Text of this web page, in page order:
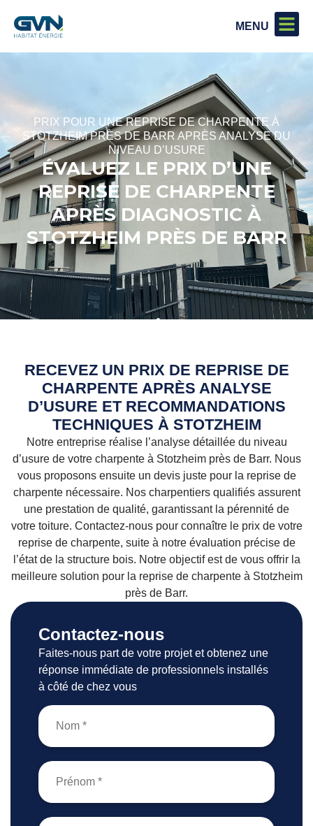
PRIX POUR UNE REPRISE DE CHARPENTE À
STOTZHEIM PRÈS DE BARR APRÈS ANALYSE DU
NIVEAU D’USURE
ÉVALUEZ LE PRIX D’UNE
REPRISE DE CHARPENTE
APRÈS DIAGNOSTIC À
STOTZHEIM PRÈS DE BARR
RECEVEZ UN PRIX DE REPRISE DE
CHARPENTE APRÈS ANALYSE
D’USURE ET RECOMMANDATIONS
TECHNIQUES À STOTZHEIM
Notre entreprise réalise l’analyse détaillée du niveau
d’usure de votre charpente à Stotzheim près de Barr. Nous
vous proposons ensuite un devis juste pour la reprise de
charpente nécessaire. Nos charpentiers qualifiés assurent
une prestation de qualité, garantissant la pérennité de
votre toiture. Contactez-nous pour connaître le prix de votre
reprise de charpente, suite à notre évaluation précise de
l’état de la structure bois. Notre objectif est de vous offrir la
meilleure solution pour la reprise de charpente à Stotzheim
près de Barr.
Contactez-nous
Faites-nous part de votre projet et obtenez une
réponse immédiate de professionnels installés
à côté de chez vous